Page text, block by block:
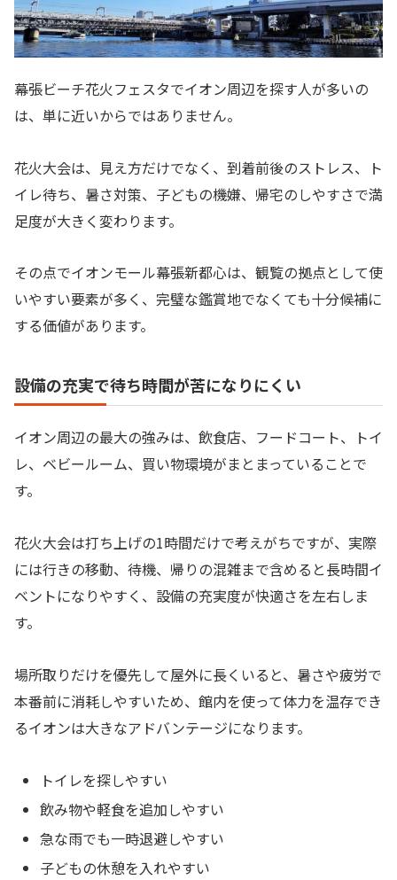
幕張ビーチ花火フェスタでイオン周辺を探す人が多いの
は、単に近いからではありません。
花火大会は、見え方だけでなく、到着前後のストレス、ト
イレ待ち、暑さ対策、子どもの機嫌、帰宅のしやすさで満
足度が大きく変わります。
その点でイオンモール幕張新都心は、観覧の拠点として使
いやすい要素が多く、完璧な鑑賞地でなくても十分候補に
する価値があります。
設備の充実で待ち時間が苦になりにくい
イオン周辺の最大の強みは、飲食店、フードコート、トイ
レ、ベビールーム、買い物環境がまとまっていることで
す。
花火大会は打ち上げの1時間だけで考えがちですが、実際
には行きの移動、待機、帰りの混雑まで含めると長時間イ
ベントになりやすく、設備の充実度が快適さを左右しま
す。
場所取りだけを優先して屋外に長くいると、暑さや疲労で
本番前に消耗しやすいため、館内を使って体力を温存でき
るイオンは大きなアドバンテージになります。
トイレを探しやすい
飲み物や軽食を追加しやすい
急な雨でも一時退避しやすい
子どもの休憩を入れやすい